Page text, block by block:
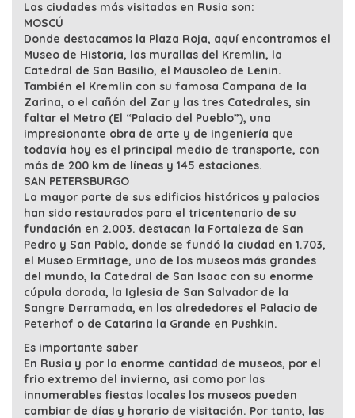
Las ciudades más visitadas en Rusia son:
MOSCÚ
Donde destacamos la Plaza Roja, aquí encontramos el
Museo de Historia, las murallas del Kremlin, la
Catedral de San Basilio, el Mausoleo de Lenin.
También el Kremlin con su famosa Campana de la
Zarina, o el cañón del Zar y las tres Catedrales, sin
faltar el Metro (El “Palacio del Pueblo”), una
impresionante obra de arte y de ingeniería que
todavía hoy es el principal medio de transporte, con
más de 200 km de líneas y 145 estaciones.
SAN PETERSBURGO
La mayor parte de sus edificios históricos y palacios
han sido restaurados para el tricentenario de su
fundación en 2.003. destacan la Fortaleza de San
Pedro y San Pablo, donde se fundó la ciudad en 1.703,
el Museo Ermitage, uno de los museos más grandes
del mundo, la Catedral de San Isaac con su enorme
cúpula dorada, la Iglesia de San Salvador de la
Sangre Derramada, en los alrededores el Palacio de
Peterhof o de Catarina la Grande en Pushkin.
Es importante saber
En Rusia y por la enorme cantidad de museos, por el
frio extremo del invierno, asi como por las
innumerables fiestas locales los museos pueden
cambiar de días y horario de visitación. Por tanto, las